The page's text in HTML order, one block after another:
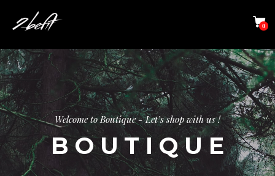
0
Welcome to Boutique - Let’s shop with us !
BOUTIQUE